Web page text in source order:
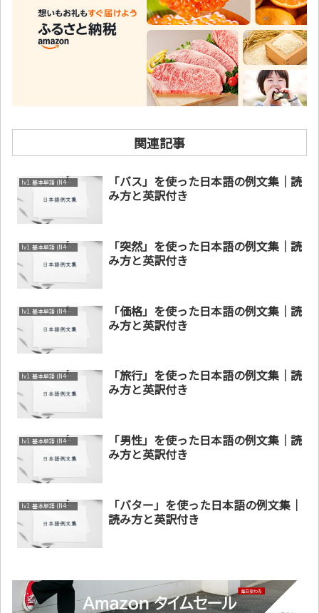
関連記事
lv1. 基本単語 (N4～N5)
「バス」を使った日本語の例文集｜読
み方と英訳付き
lv1. 基本単語 (N4～N5)
「突然」を使った日本語の例文集｜読
み方と英訳付き
lv1. 基本単語 (N4～N5)
「価格」を使った日本語の例文集｜読
み方と英訳付き
lv1. 基本単語 (N4～N5)
「旅行」を使った日本語の例文集｜読
み方と英訳付き
lv1. 基本単語 (N4～N5)
「男性」を使った日本語の例文集｜読
み方と英訳付き
lv1. 基本単語 (N4～N5)
「バター」を使った日本語の例文集｜
読み方と英訳付き